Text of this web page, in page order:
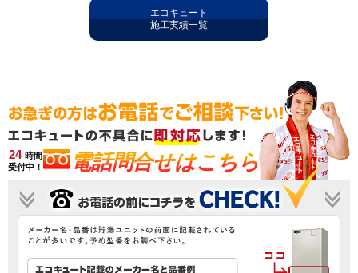
エコキュート
施工実績一覧
24 時間
受付中！
電話問合せはこちら